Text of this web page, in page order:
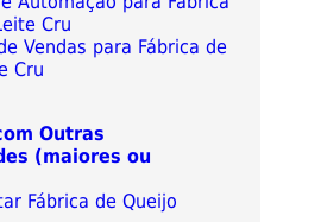
Cru
Vendas para Fábrica de
Cru
Outras
(maiores ou
Fábrica de Queijo